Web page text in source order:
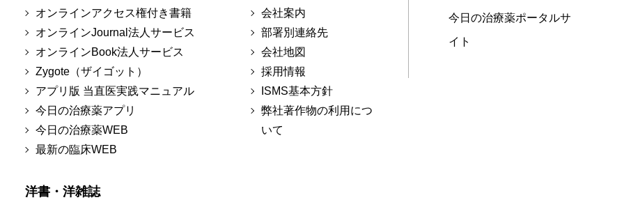
オンラインアクセス権付き書籍
オンラインJournal法人サービス
オンラインBook法人サービス
Zygote（ザイゴット）
アプリ版 当直医実践マニュアル
今日の治療薬アプリ
今日の治療薬WEB
最新の臨床WEB
洋書・洋雑誌
会社案内
部署別連絡先
会社地図
採用情報
ISMS基本方針
弊社著作物の利用につ
いて
今日の治療薬ポータルサ
イト